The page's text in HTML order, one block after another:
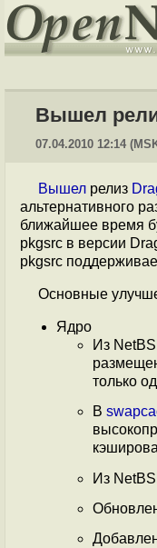
Вышел
07.04.2010 12:14
Вышел релиз
альтернативного
ближайшее время
pkgsrc в версии
pkgsrc
Основные
Ядро
Из
только
В
Из